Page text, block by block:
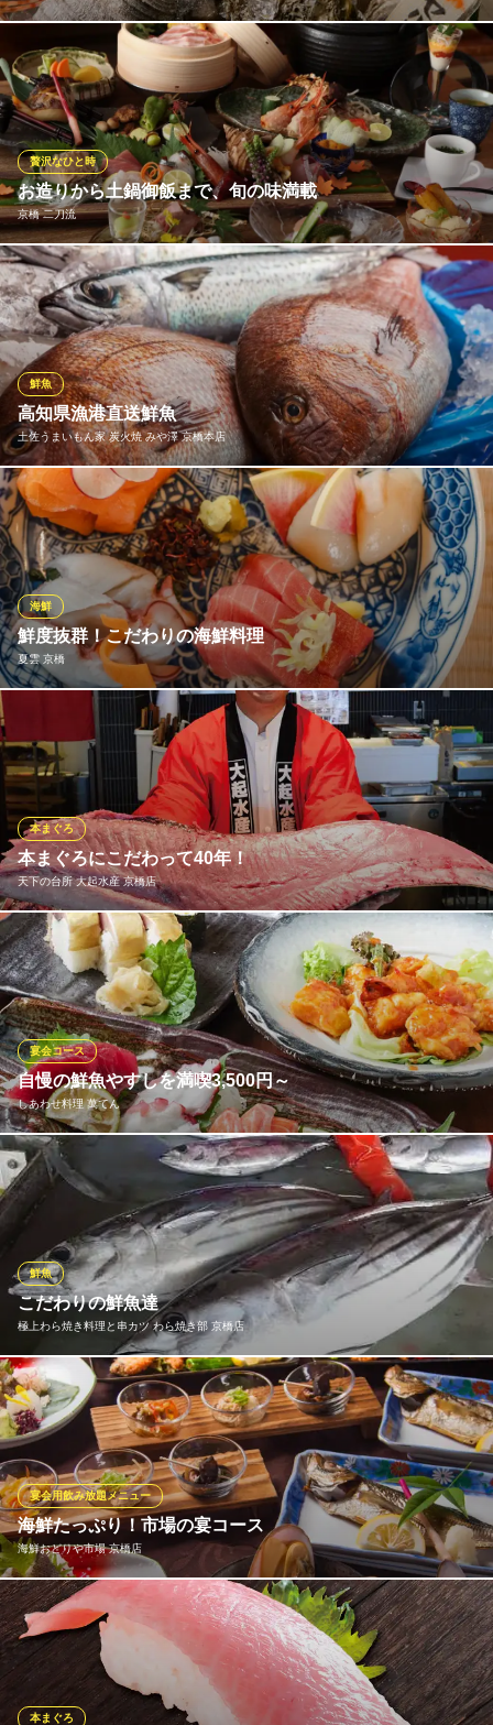
やきとり居酒屋
ＪＲ京橋駅 徒歩2分
大阪府大阪市都島区東野田町3-4-13
全国各地の旬魚が豊富に揃います！仕入ルートも様々で、高知・
北海道などの漁港から直送してもらう鮮魚や、毎朝社長自ら中央
市場に出向き、直接目利きをして仕入れる鮮魚など幅広くご用
意！魚のプロ達が厳選・調理する、当店ならではの日替り鮮魚を
ご堪能ください！桶に入れてお客様の目の前に魚をお持ちします
よ～♪
【個室】寿司と地酒 海鮮居酒屋 とも吉 京橋店
海鮮処・和食・会席料理
京阪本線京橋駅片町口 徒歩1分
大阪府大阪市都島区片町2-11-4 1F
お造りから土鍋御飯まで、旬の味満載
京橋 二刀流
贅沢なひと時
全国各地の美味しい食材を、目も舌も喜ぶ創作料理にしてお届け
します！宴会シーンでの一番人気は、名物料理が揃う『季節のお
すすめコース／4,860円』。あしらいも楽しめる造り盛りや、鱧や
ふぐを使った季節の一品、ふっくら炊き立てを味わえる土鍋御飯
など、旬を映した粋な品々が楽しいひと時を演出します。
京橋 二刀流
個室・創作料理
ＪＲ京橋駅 徒歩5分
大阪府大阪市都島区東野田町4-5-44
高知県漁港直送鮮魚
土佐うまいもん家 炭火焼 みや澤 京橋本店
鮮魚
新鮮な魚は、お造り、煮付け等でも美味しいので是非どうぞ(^^)
土佐うまいもん家 炭火焼 みや澤 京橋本店
こだわり土佐料理の店
京阪本線京橋駅 徒歩2分
大阪府大阪市都島区片町2-5-4 千寿プラザ1 3F
鮮度抜群！こだわりの海鮮料理
夏雲 京橋
海鮮
全国から厳選したこだわりの素材を使用しています！四季折々の
新鮮な食材をふんだんに取り入れ、その土地ならではの味わいを
最大限に引き出す調理法で提供しています◎素材の良さを活かし
た一皿一皿をお楽しみください。素材へのこだわりが詰まった料
理を、心ゆくまでご堪能ください♪
夏雲 京橋
和食
ＪＲ京橋駅 徒歩3分
大阪府大阪市都島区東野田町4-7-22 2F
本まぐろにこだわって40年！
天下の台所 大起水産 京橋店
本まぐろ
加工専門問屋の業務を始めた大起水産は、特に「本まぐろ」にこ
だわって仕入れております。 さばきたての本まぐろはお造りやお
寿司にしてリーズナブルな価格でご提供しています。希少部位の
「本まぐろカマ焼き」もおすすめ！思う存分お楽しみください☆
天下の台所 大起水産 京橋店
お刺身居酒屋
ＪＲ京橋駅 徒歩1分
大阪府大阪市都島区東野田町3-5-22
自慢の鮮魚やすしを満喫3,500円～
しあわせ料理 萬てん
宴会コース
当店はたっぷり120分飲み放題付の宴会コースを3,500円～5種ご
用意しております。『3,500円コース』は、自慢の新鮮なお造りに
唐揚げ、女性に人気のシーザーサラダ、〆にはさばずしまで全7品
とボリューム満点！リーズナブルに、たっぷり食べて飲みたいと
きにおすすめです。当日予約もOKなので、急な宴会にも◎
しあわせ料理 萬てん
新鮮魚介と全国の日本酒
地下鉄長堀鶴見緑地線京橋駅 徒歩2分
大阪府大阪市都島区東野田町4-7-26 和光京橋ビル1F
こだわりの鮮魚達
極上わら焼き料理と串カツ わら焼き部 京橋店
鮮魚
当店扱う全ての鮮魚は、当日届いた新鮮な鮮魚をお客様にご提供
させて頂いております。名物カツオ、寒ブリ、サーモン、タイな
どお客様のお好みに合わせてお酒と共に楽しい時間をお過ごしく
ださい◎
極上わら焼き料理と串カツ わら焼き部 京橋店
わら焼きと厳選日本酒
京阪本線京橋駅 徒歩2分
大阪府大阪市都島区片町2-6-11 おおきに京橋ビル1F
海鮮たっぷり！市場の宴コース
海鮮おどりや市場 京橋店
宴会用飲み放題メニュー
「美味しいのに安い！さらにボリューム満点」な魚を集めた「市
場の宴コース」 お造り・焼き物・串カツ・魚介の酒蒸し・巻き寿
司など！ふんだんに「魚介」を使って飲み放題付き4800円という
破格値を実現！ 「おどりや」ならではの美味しくて超お値打ちな
特別コースをぜひお楽しみください！ ※料理のみ：税込3,300円
本まぐろ